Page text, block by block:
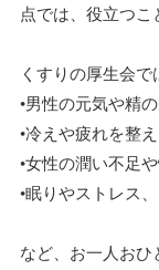
点では、役立つこ
くすりの厚生会で
•男性の元気や精
•冷えや疲れを整
•女性の潤い不足
•眠りやストレス
など、お一人おひ